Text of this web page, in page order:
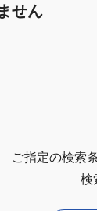
せん
ご指定の検索
検